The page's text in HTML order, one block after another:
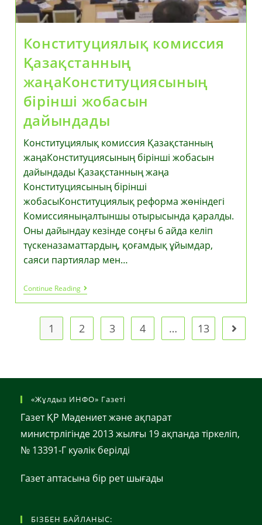
Конституциялық комиссия
Қазақстанның
жаңаКонституциясының
бірінші жобасын
дайындады
Конституциялық комиссия Қазақстанның
жаңаКонституциясының бірінші жобасын
дайындады Қазақстанның жаңа
Конституциясының бірінші
жобасыКонституциялық реформа жөніндегі
Комиссияныңалтыншы отырысында қаралды.
Оны дайындау кезінде соңғы 6 айда келіп
түскеназаматтардың, қоғамдық ұйымдар,
саяси партиялар мен…
Continue ReadingКонституциялық
Комиссия
Қазақстанның
ЖаңаКонституциясының
Бірінші
Жобасын
1 2 3 4 … 13 Go to
«Жұлдыз ИНФО» Газеті
Газет ҚР Мәдениет және ақпарат
министрлігінде 2013 жылғы 19 ақпанда тіркеліп,
№ 13391-Г куәлік берілді
Газет аптасына бір рет шығады
БІЗБЕН БАЙЛАНЫС: